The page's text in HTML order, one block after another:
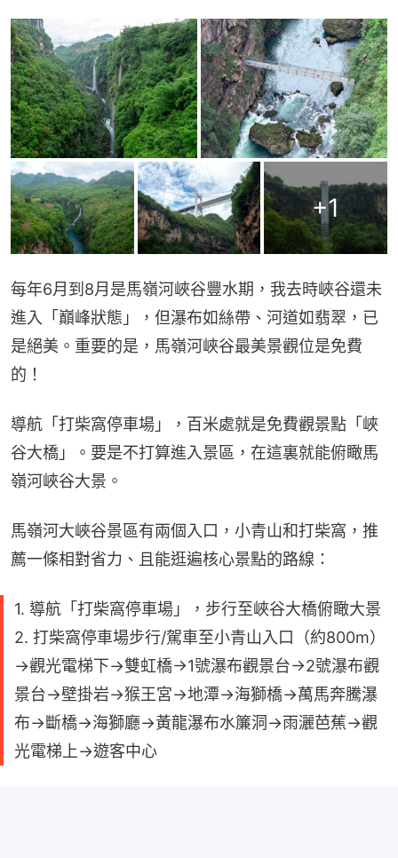
+1
每年6月到8月是馬嶺河峽谷豐水期，我去時峽谷還未
進入「巔峰狀態」，但瀑布如絲帶、河道如翡翠，已
是絕美。重要的是，馬嶺河峽谷最美景觀位是免費
的！
導航「打柴窩停車場」，百米處就是免費觀景點「峽
谷大橋」。要是不打算進入景區，在這裏就能俯瞰馬
嶺河峽谷大景。
馬嶺河大峽谷景區有兩個入口，小青山和打柴窩，推
薦一條相對省力、且能逛遍核心景點的路線：
1. 導航「打柴窩停車場」，步行至峽谷大橋俯瞰大景
2. 打柴窩停車場步行/駕車至小青山入口（約800m）
→觀光電梯下→雙虹橋→1號瀑布觀景台→2號瀑布觀
景台→壁掛岩→猴王宮→地潭→海獅橋→萬馬奔騰瀑
布→斷橋→海獅廳→黃龍瀑布水簾洞→雨灑芭蕉→觀
光電梯上→遊客中心